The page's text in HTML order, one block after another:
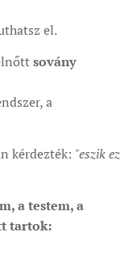
el.
sovány
a
kérdezték: "eszik ez
a testem, a
tartok: